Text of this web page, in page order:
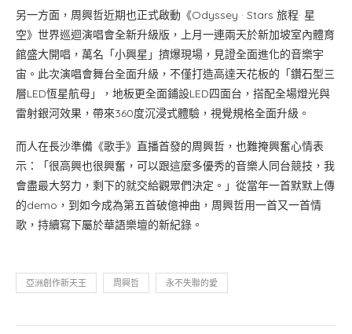
另一方面，周興哲近期也正式啟動《Odyssey · Stars 旅程· 星
空》世界巡迴演唱會全新升級版，上月一連兩天於新加坡室內體育
館盛大開唱，萬名「小興星」擠爆現場，見證全面進化的音樂宇
宙。此次演唱會舞台全面升級，不僅打造高達天花板的「鑽石型三
層LED恆星航母」，地板更全面鋪設LED四面台，搭配全場燈光與
雷射銀河效果，帶來360度沉浸式體驗，視覺規格全面升級。
而人在長沙準備《歌手》直播首發的周興哲，也難掩興奮心情表
示：「很高興也很興奮，可以跟這麼多優秀的音樂人同台競技，我
會盡最大努力，剩下的就交給觀眾們決定。」從當年一首默默上傳
的demo，到如今成為第五首破億神曲，周興哲用一首又一首情
歌，持續寫下屬於華語樂壇的新紀錄。
亞洲創作新天王 周興哲 永不失聯的愛